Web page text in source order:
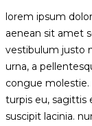
lorem ipsum
aenean sit amet
vestibulum justo
urna, a
congue molestie.
turpis eu, sagittis
suscipit lacinia.